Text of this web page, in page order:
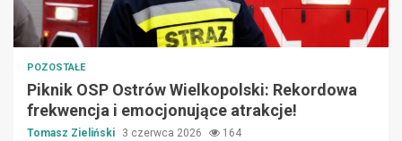
POZOSTAŁE
Piknik OSP Ostrów Wielkopolski: Rekordowa
frekwencja i emocjonujące atrakcje!
Tomasz Zieliński 3 czerwca 2026 164